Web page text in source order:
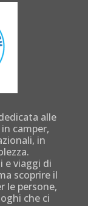
alle
camper,
in
e viaggi di
scoprire il
le persone,
che ci